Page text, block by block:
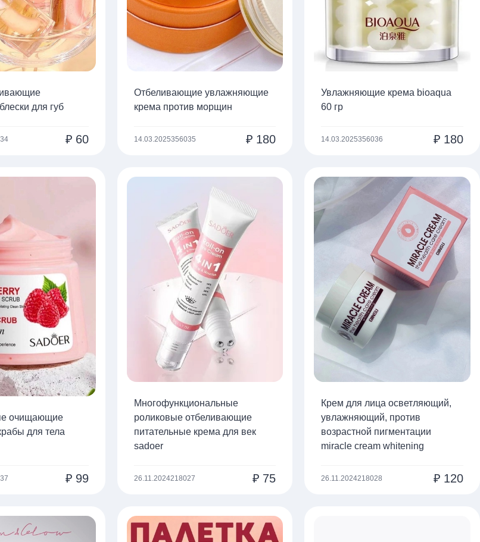
для губ
₽ 60
Отбеливающие увлажняющие
крема против морщин
14.03.2025356035 ₽ 180
Увлажняющие крема bioaqua
60 гр
14.03.2025356036 ₽ 180
очищающие
для тела
₽ 99
Многофункциональные
роликовые отбеливающие
питательные крема для век
sadoer
26.11.2024218027 ₽ 75
Крем для лица осветляющий,
увлажняющий, против
возрастной пигментации
miracle cream whitening
26.11.2024218028 ₽ 120